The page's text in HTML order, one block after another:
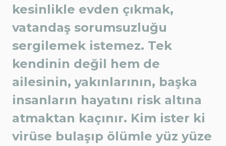
kesinlikle evden çıkmak,
vatandaş sorumsuzluğu
sergilemek istemez. Tek
kendinin değil hem de
ailesinin, yakınlarının, başka
insanların hayatını risk altına
atmaktan kaçınır. Kim ister ki
virüse bulaşıp ölümle yüz yüze